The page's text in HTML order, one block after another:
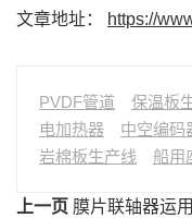
文章地址： https://
PVDF管道 保温板
电加热器
中空编码
岩棉板生产线
船用
上一页 膜片联轴器运